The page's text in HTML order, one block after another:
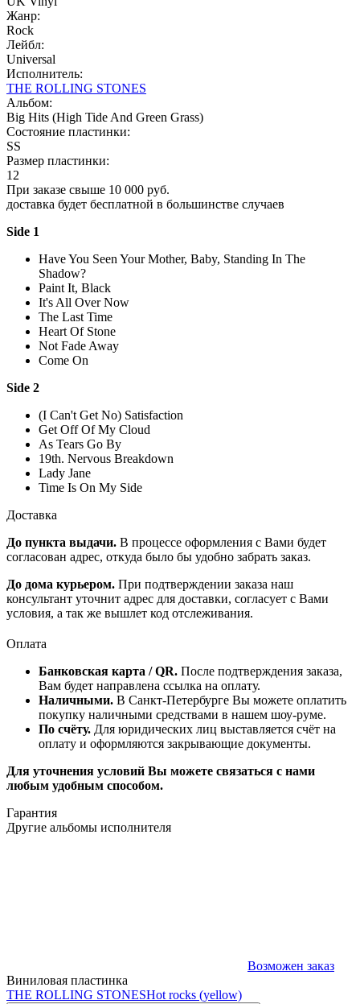
Жанр:
Rock
Лейбл:
Universal
Исполнитель:
THE ROLLING STONES
Альбом:
Big Hits (High Tide And Green Grass)
Состояние пластинки:
SS
Размер пластинки:
12
При заказе свыше 10 000 руб.
доставка будет бесплатной в большинстве случаев
Side 1
Have You Seen Your Mother, Baby, Standing In The
Shadow?
Paint It, Black
It's All Over Now
The Last Time
Heart Of Stone
Not Fade Away
Come On
Side 2
(I Can't Get No) Satisfaction
Get Off Of My Cloud
As Tears Go By
19th. Nervous Breakdown
Lady Jane
Time Is On My Side
Доставка
До пункта выдачи. В процессе оформления с Вами будет
согласован адрес, откуда было бы удобно забрать заказ.
До дома курьером. При подтверждении заказа наш
консультант уточнит адрес для доставки, согласует с Вами
условия, а так же вышлет код отслеживания.
Оплата
Банковская карта / QR. После подтверждения заказа,
Вам будет направлена ссылка на оплату.
Наличными. В Санкт-Петербурге Вы можете оплатить
покупку наличными средствами в нашем шоу-руме.
По счёту. Для юридических лиц выставляется счёт на
оплату и оформляются закрывающие документы.
Для уточнения условий Вы можете связаться с нами
любым удобным способом.
Гарантия
Другие альбомы исполнителя
Возможен заказ
Виниловая пластинка
THE ROLLING STONESHot rocks (yellow)